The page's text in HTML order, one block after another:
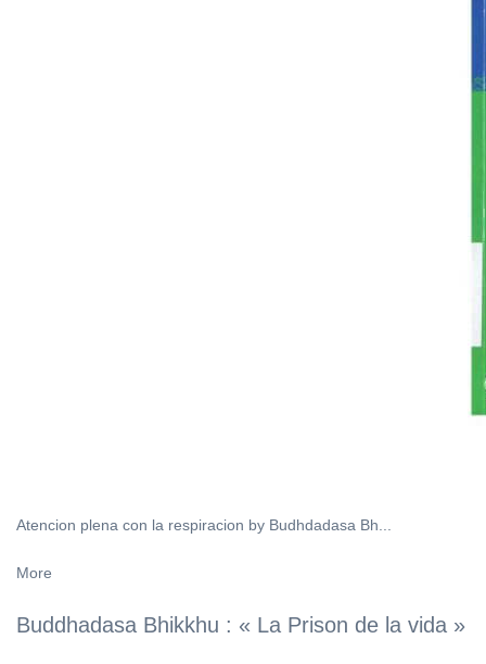
Atencion plena con la respiracion by Budhdadasa Bh...
More
Buddhadasa Bhikkhu : « La Prison de la vida »